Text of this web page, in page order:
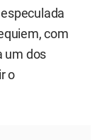
com
um dos
o